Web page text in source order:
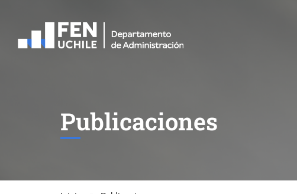
Publicaciones